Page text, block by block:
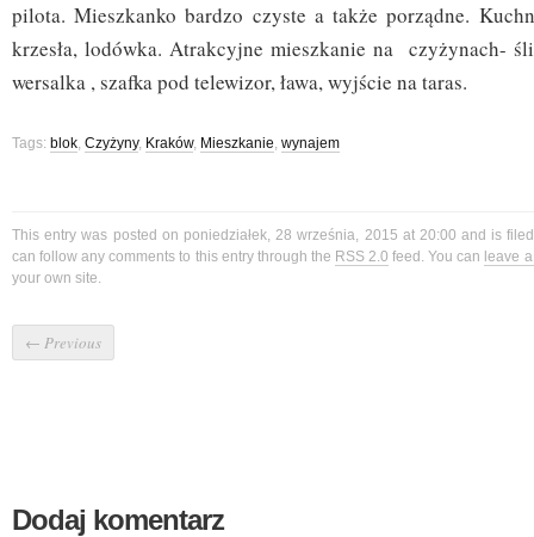
pilota. Mieszkanko bardzo czyste a także porządne.
krzesła, lodówka. Atrakcyjne mieszkanie na czyżynach-
wersalka , szafka pod telewizor, ława, wyjście na taras.
Tags: blok, Czyżyny, Kraków, Mieszkanie, wynajem
This entry was posted on poniedziałek, 28 września, 2015 at 20:00 and is
can follow any comments to this entry through the RSS 2.0 feed. You can leave
your own site.
← Previous
Dodaj komentarz